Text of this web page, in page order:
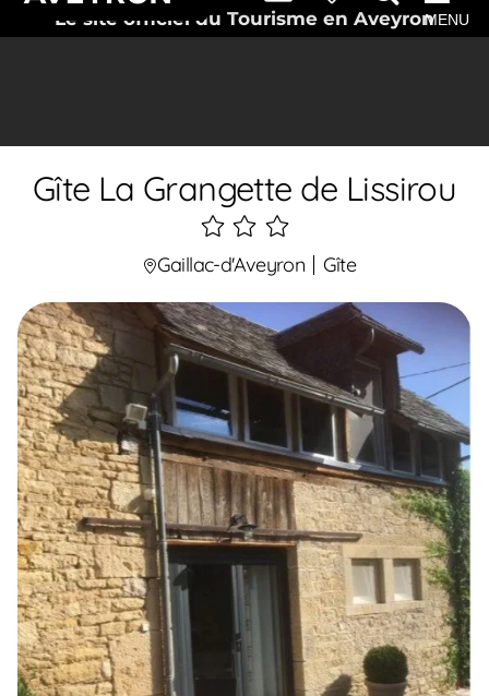
Le site officiel du Tourisme en AveyronMENU
Gîte La Grangette de Lissirou
3
étoiles
Gaillac-d'Aveyron Gîte